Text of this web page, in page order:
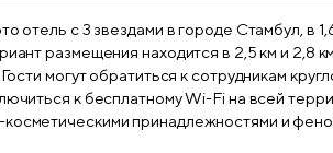
отель с 3 звездами в городе Стамбул, в
размещения находится в 2,5 км и 2,8
могут обратиться к сотрудникам
территории. В распоряжении гостей Grand Madrid Hotel — гостиная зона и собственная ванная
принадлежностями и